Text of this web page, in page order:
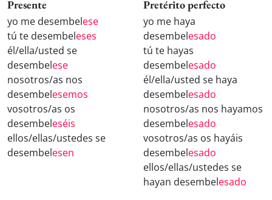
Presente
yo me desembelese
tú te desembeleses
él/ella/usted se
desembelese
nosotros/as nos
desembelesemos
vosotros/as os
desembeleséis
ellos/ellas/ustedes se
desembelesen
Pretérito perfecto
yo me haya
desembelesado
tú te hayas
desembelesado
él/ella/usted se haya
desembelesado
nosotros/as nos hayamos
desembelesado
vosotros/as os hayáis
desembelesado
ellos/ellas/ustedes se
hayan desembelesado